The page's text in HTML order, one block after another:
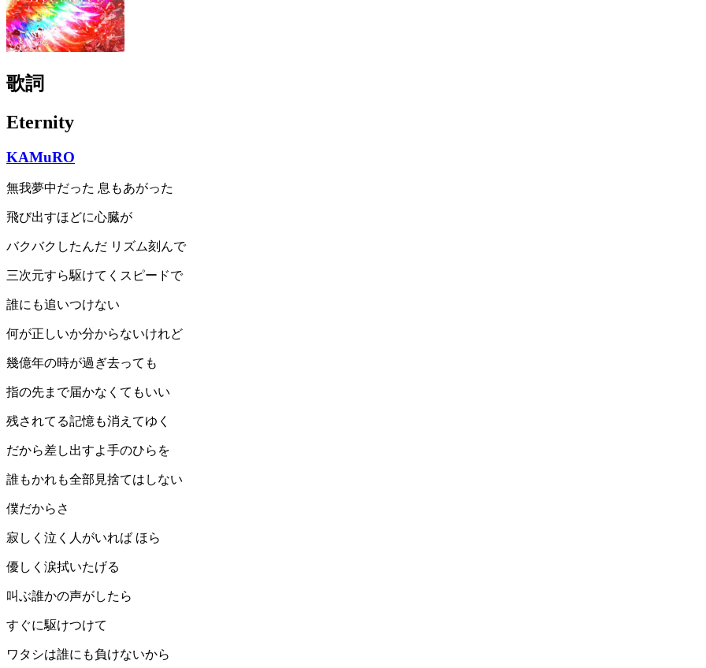
歌詞
Eternity
KAMuRO
無我夢中だった 息もあがった
飛び出すほどに心臓が
バクバクしたんだ リズム刻んで
三次元すら駆けてくスピードで
誰にも追いつけない
何が正しいか分からないけれど
幾億年の時が過ぎ去っても
指の先まで届かなくてもいい
残されてる記憶も消えてゆく
だから差し出すよ手のひらを
誰もかれも全部見捨てはしない
僕だからさ
寂しく泣く人がいれば ほら
優しく涙拭いたげる
叫ぶ誰かの声がしたら
すぐに駆けつけて
ワタシは誰にも負けないから